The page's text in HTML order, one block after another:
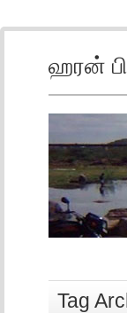
ஹரன்
Tag